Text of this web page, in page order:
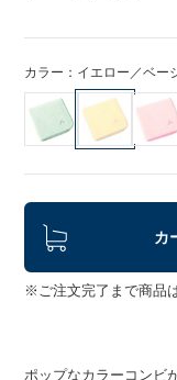
カラー：イエロー／ベー
カ
※ご注文完了まで商品
ポップなカラーコンビ